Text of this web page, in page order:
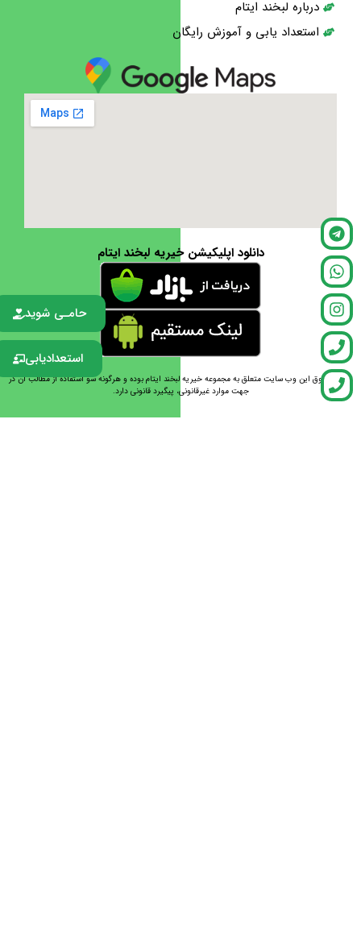
درباره لبخند ایتام
استعداد یابی و آموزش رایگان
دانلود اپلیکیشن خیریه لبخند ایتام
تمامی حقوق این وب سایت متعلق به مجموعه خیریه لبخند ایتام بوده و هرگونه سو استفاده از مطالب آن در
جهت موارد غیرقانونی، پیگیرد قانونی دارد.
استعدادیابی
حامـی شوید